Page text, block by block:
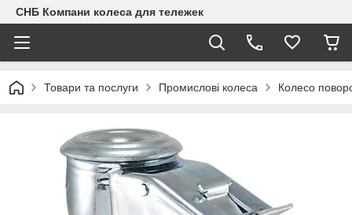
СНБ Компани колеса для тележек
Товари та послуги Промислові колеса Колесо